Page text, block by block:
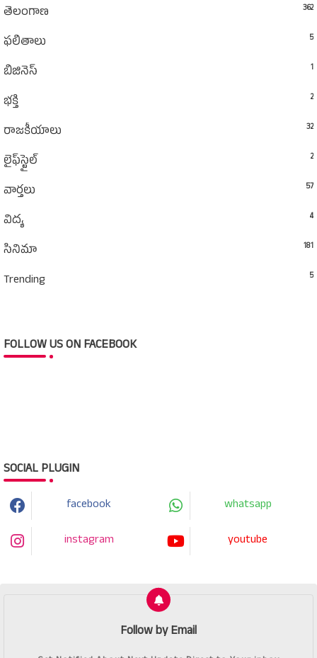
తెలంగాణ 362
ఫలితాలు 5
బిజినెస్ 1
భక్తి 2
రాజకీయాలు 32
లైఫ్‌స్టైల్‌ 2
వార్తలు 57
విద్య 4
సినిమా 181
Trending 5
FOLLOW US ON FACEBOOK
SOCIAL PLUGIN
facebook whatsapp
instagram youtube
Follow by Email